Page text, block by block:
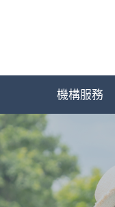
機構服務